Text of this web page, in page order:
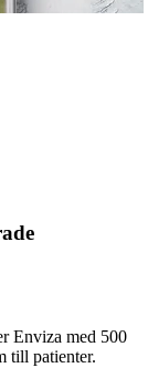
Enviza med 500
till patienter.